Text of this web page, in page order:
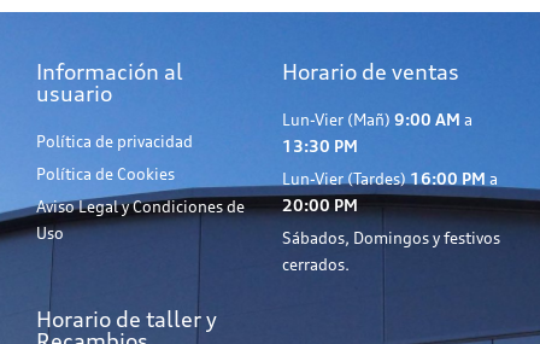
Información al
usuario
Política de privacidad
Política de Cookies
Aviso Legal y Condiciones de
Uso
Horario de ventas
Lun-Vier (Mañ) 9:00 AM a
13:30 PM
Lun-Vier (Tardes)16:00 PM a
20:00 PM
Sábados, Domingos y festivos
cerrados.
Horario de taller y